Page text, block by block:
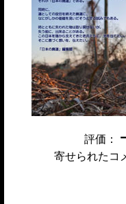
評価：
寄せられたコ